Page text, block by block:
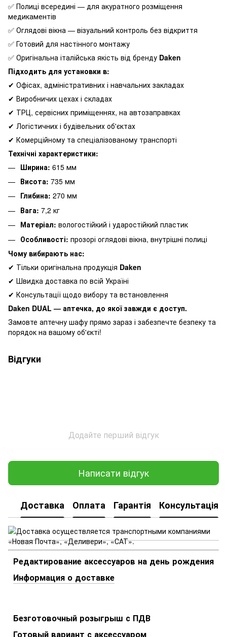
✅ Полиці всередині — для акуратного розміщення
медикаментів
✅ Оглядові вікна — візуальний контроль без відкриття
✅ Готовий для настінного монтажу
✅ Оригінальна італійська якість від бренду Daken
Підходить для установки в:
✔ Офісах, адміністративних і навчальних закладах
✔ Виробничих цехах і складах
✔ ТРЦ, сервісних приміщеннях, на автозаправках
✔ Логістичних і будівельних об'єктах
✔ Комерційному та спеціалізованому транспорті
Технічні характеристики:
Ширина: 615 мм
Висота: 735 мм
Глибина: 270 мм
Вага: 7,2 кг
Матеріал: вологостійкий і ударостійкий пластик
Особливості: прозорі оглядові вікна, внутрішні полиці
Чому вибирають нас:
✔ Тільки оригінальна продукція Daken
✔ Швидка доставка по всій Україні
✔ Консультації щодо вибору та встановлення
Daken DUAL — аптечка, до якої завжди є доступ.
Замовте аптечну шафу прямо зараз і забезпечте безпеку та
порядок на вашому об'єкті!
Відгуки
Додайте перший відгук
Написати відгук
Доставка Оплата Гарантія Консультація
Редактирование аксессуаров на день рождения
Информация о доставке
Безготовочный розыгрыш с ПДВ
Готовый вариант с аксессуаром